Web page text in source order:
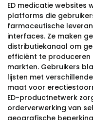
ED medicatie websites
platforms die
farmaceutische
interfaces. Ze maken
distributiekanaal om
efficiënt te produceren
markten. Gebruikers
lijsten met
maat voor
ED-productnetwerk
orderverwerking van
geografische